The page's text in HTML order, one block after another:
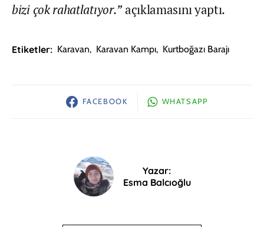
bizi çok rahatlatıyor.”açıklamasını yaptı.
Etiketler: Karavan, Karavan Kampı, Kurtboğazı Barajı
FACEBOOK WHATSAPP
Yazar:
Esma Balcıoğlu